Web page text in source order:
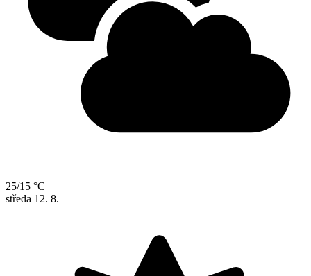
25/15 °C
středa 12. 8.